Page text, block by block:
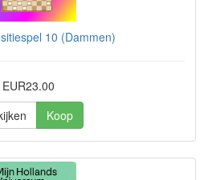
10 (Dammen)
EUR23.00
Koop